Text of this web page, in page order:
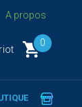
A propos
0